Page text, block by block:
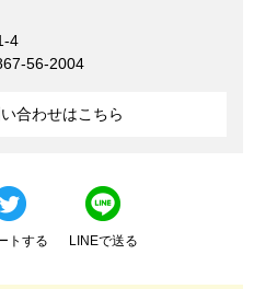
4
56-2004
合わせはこちら
トする LINEで送る